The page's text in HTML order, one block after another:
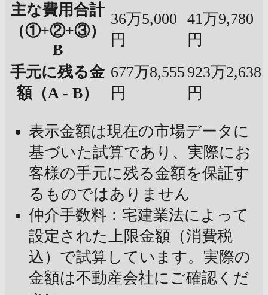
主な費用合計
（①+②+③）
B
36万5,000
円
41万9,780
円
手元に残る金
額（A - B）
677万8,555
円
923万2,638
円
表示金額は現在の市場データに
基づいた試算であり、実際にお
客様の手元に残る金額を保証す
るものではありません
仲介手数料：宅建業法によって
設定された上限金額（消費税
込）で試算しています。実際の
金額は不動産会社にご確認くだ